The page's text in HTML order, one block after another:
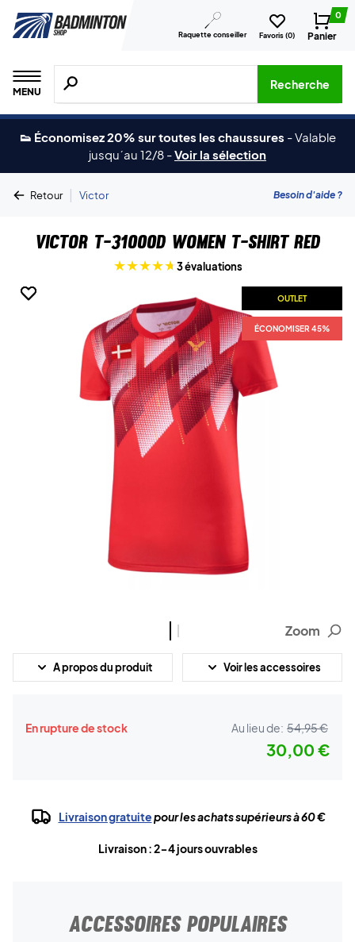
Raquette conseiller Favoris (0)
0
Panier
MENU
Recherche de produits, de marques, etc.
Recherche
👟 Économisez 20% sur toutes les chaussures -Valable
jusqu´au 12/8 -Voir la sélection
Retour | Victor Besoin d'aide ?
Victor T-31000D Women T-shirt Red
3 évaluations
OUTLET
ÉCONOMISER 45%
OUTLET
ÉCONOMISER 45%
Zoom
A propos du produit Voir les accessoires
En rupture de stock Au lieu de: 54,95 €
30,00 €
Livraison gratuitepour les achats supérieurs à 60 €
Livraison : 2-4 jours ouvrables
ACCESSOIRES POPULAIRES